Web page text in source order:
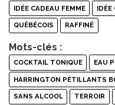
IDÉE CADEAU FEMME IDÉE
QUÉBÉCOIS RAFFINÉ
Mots-clés :
COCKTAIL TONIQUE EAU
HARRINGTON PÉTILLANTS
SANS ALCOOL TERROIR